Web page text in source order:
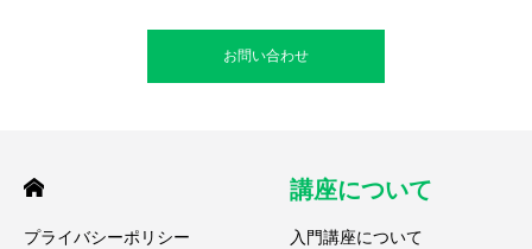
お問い合わせ
プライバシーポリシー
講座について
入門講座について